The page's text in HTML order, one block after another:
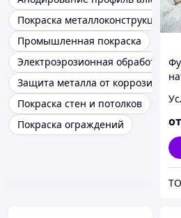
Покраска металлоконструкций
Промышленная покраска
Электроэрозионная обработка
Защита металла от коррозии
Покраска стен и потолков
Покраска ограждений
от